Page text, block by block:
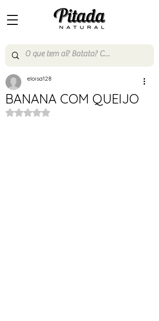
BANANA COM QUEIJO
eloisa128
Avaliado com NaN de 5 estrelas.